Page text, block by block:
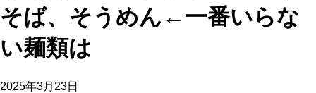
そば、そうめん←一番いらな
い麺類は
2025年3月23日